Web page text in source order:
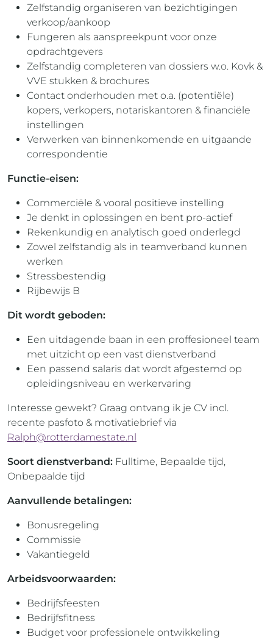
Zelfstandig organiseren van bezichtigingen
verkoop/aankoop
Fungeren als aanspreekpunt voor onze
opdrachtgevers
Zelfstandig completeren van dossiers w.o. Kovk &
VVE stukken & brochures
Contact onderhouden met o.a. (potentiële)
kopers, verkopers, notariskantoren & financiële
instellingen
Verwerken van binnenkomende en uitgaande
correspondentie
Functie-eisen:
Commerciële & vooral positieve instelling
Je denkt in oplossingen en bent pro-actief
Rekenkundig en analytisch goed onderlegd
Zowel zelfstandig als in teamverband kunnen
werken
Stressbestendig
Rijbewijs B
Dit wordt geboden:
Een uitdagende baan in een proffesioneel team
met uitzicht op een vast dienstverband
Een passend salaris dat wordt afgestemd op
opleidingsniveau en werkervaring
Interesse gewekt? Graag ontvang ik je CV incl.
recente pasfoto & motivatiebrief via
Ralph@rotterdamestate.nl
Soort dienstverband: Fulltime, Bepaalde tijd,
Onbepaalde tijd
Aanvullende betalingen:
Bonusregeling
Commissie
Vakantiegeld
Arbeidsvoorwaarden:
Bedrijfsfeesten
Bedrijfsfitness
Budget voor professionele ontwikkeling